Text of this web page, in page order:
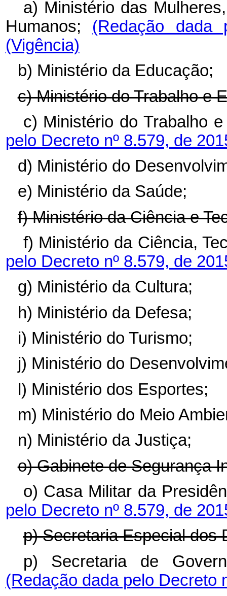
a) Ministério das
Humanos; (Redação dada
(Vigência)
b) Ministério da Educação;
c) Ministério do Trabalho e
c) Ministério do Trabalho
pelo Decreto nº 8.579, de
d) Ministério do
e) Ministério da Saúde;
f) Ministério da Ciência e
f) Ministério da Ciência,
pelo Decreto nº 8.579, de
g) Ministério da Cultura;
h) Ministério da Defesa;
i) Ministério do Turismo;
j) Ministério do
l) Ministério dos Esportes;
m) Ministério do Meio
n) Ministério da Justiça;
o) Gabinete de Segurança
o) Casa Militar da
pelo Decreto nº 8.579, de
p) Secretaria Especial dos
p) Secretaria de
(Redação dada pelo Decreto